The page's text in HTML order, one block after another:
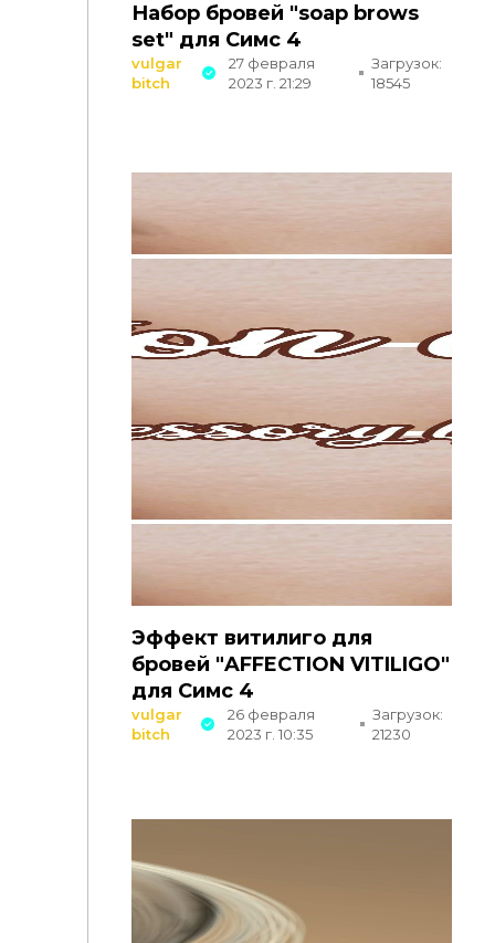
Набор бровей "soap brows
set" для Симс 4
vulgar
bitch
27 февраля
2023 г. 21:29
Загрузок:
18545
Эффект витилиго для
бровей "AFFECTION VITILIGO"
для Симс 4
vulgar
bitch
26 февраля
2023 г. 10:35
Загрузок:
21230